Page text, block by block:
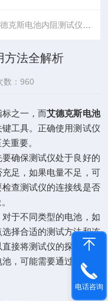
克斯电池内阻测试仪使用方法全解析
方法全解析
数：960
之一，而艾德克斯电池
工具。正确使用测试仪
重要。
确保测试仪处于良好的
足，如果电量不足，可
查测试仪的连接线是否
于不同类型的电池，如
择合适的测试方法和连
接将测试仪的探头与电
，可能需要通过专用的
电话咨询